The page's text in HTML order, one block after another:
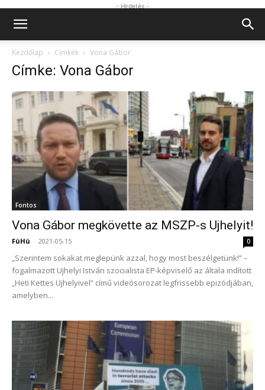
- Hirdetés -
Kezdőlap Címkék Vona Gábor
Címke: Vona Gábor
Fontos
Vona Gábor megkövette az MSZP-s Ujhelyit!
FüHü - 2021-05-15 0
„Szerintem sokakat meglepünk azzal, hogy most beszélgetünk!” –
fogalmazott Ujhelyi István szocialista EP-képviselő az általa indított
„Heti Kettes Ujhelyivel” című videósorozat legfrissebb epizódjában,
amelyben...